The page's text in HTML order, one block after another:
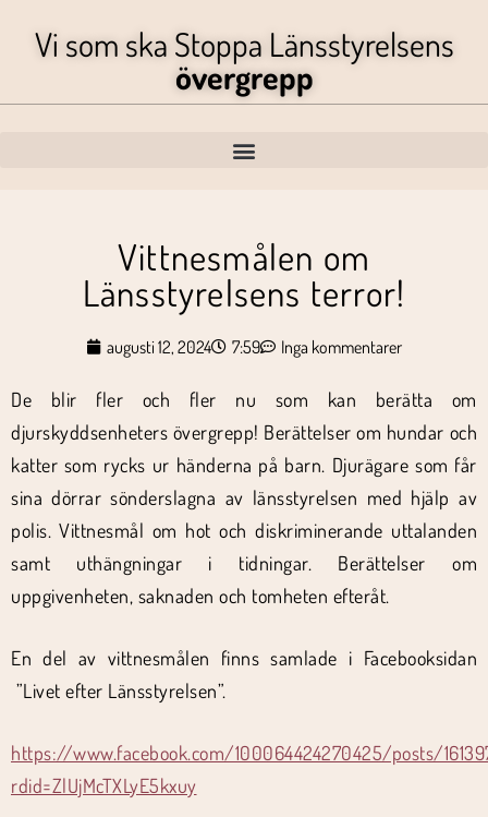
Vi som ska Stoppa Länsstyrelsens
övergrepp
Vittnesmålen om
Länsstyrelsens terror!
augusti 12, 2024 7:59 Inga kommentarer
De blir fler och fler nu som kan berätta om
djurskyddsenheters övergrepp! Berättelser om hundar och
katter som rycks ur händerna på barn. Djurägare som får
sina dörrar sönderslagna av länsstyrelsen med hjälp av
polis. Vittnesmål om hot och diskriminerande uttalanden
samt uthängningar i tidningar. Berättelser om
uppgivenheten, saknaden och tomheten efteråt.
En del av vittnesmålen finns samlade i Facebooksidan
”Livet efter Länsstyrelsen”.
https://www.facebook.com/100064424270425/posts/
rdid=ZlUjMcTXLyE5kxuy